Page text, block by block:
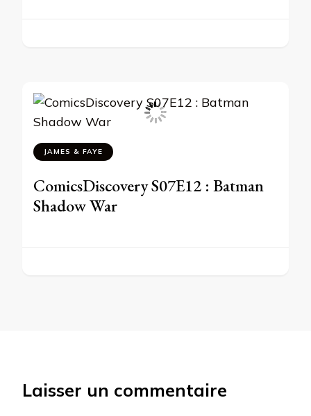
JAMES & FAYE
ComicsDiscovery S07E12 : Batman
Shadow War
Laisser un commentaire